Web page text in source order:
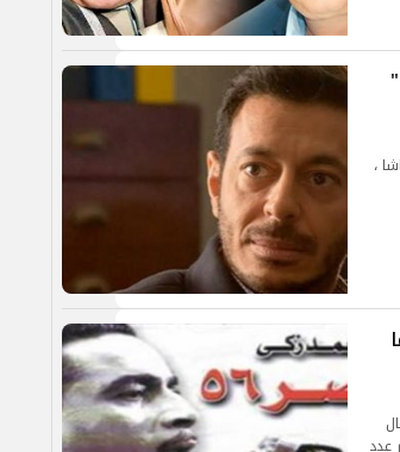
،
جمال
والذي قرر عدد